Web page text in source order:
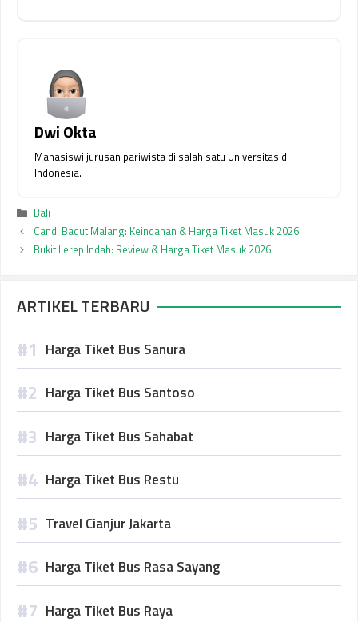
Dwi Okta
Mahasiswi jurusan pariwista di salah satu Universitas di
Indonesia.
Kategori
Bali
Candi Badut Malang: Keindahan & Harga Tiket Masuk 2026
Bukit Lerep Indah: Review & Harga Tiket Masuk 2026
ARTIKEL TERBARU
Harga Tiket Bus Sanura
Harga Tiket Bus Santoso
Harga Tiket Bus Sahabat
Harga Tiket Bus Restu
Travel Cianjur Jakarta
Harga Tiket Bus Rasa Sayang
Harga Tiket Bus Raya